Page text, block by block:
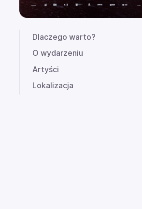
Dlaczego warto?
O wydarzeniu
Artyści
Lokalizacja